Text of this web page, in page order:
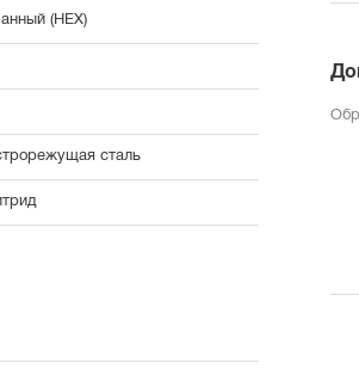
(HEX)
сталь